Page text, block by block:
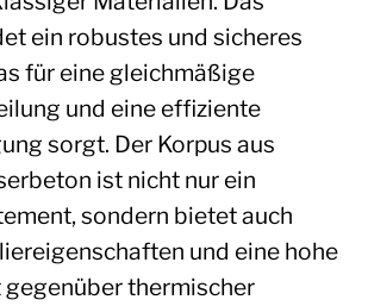
ein robustes und sicheres
für eine gleichmäßige
und eine effiziente
sorgt. Der Korpus aus
ist nicht nur ein
sondern bietet auch
und eine hohe
thermischer